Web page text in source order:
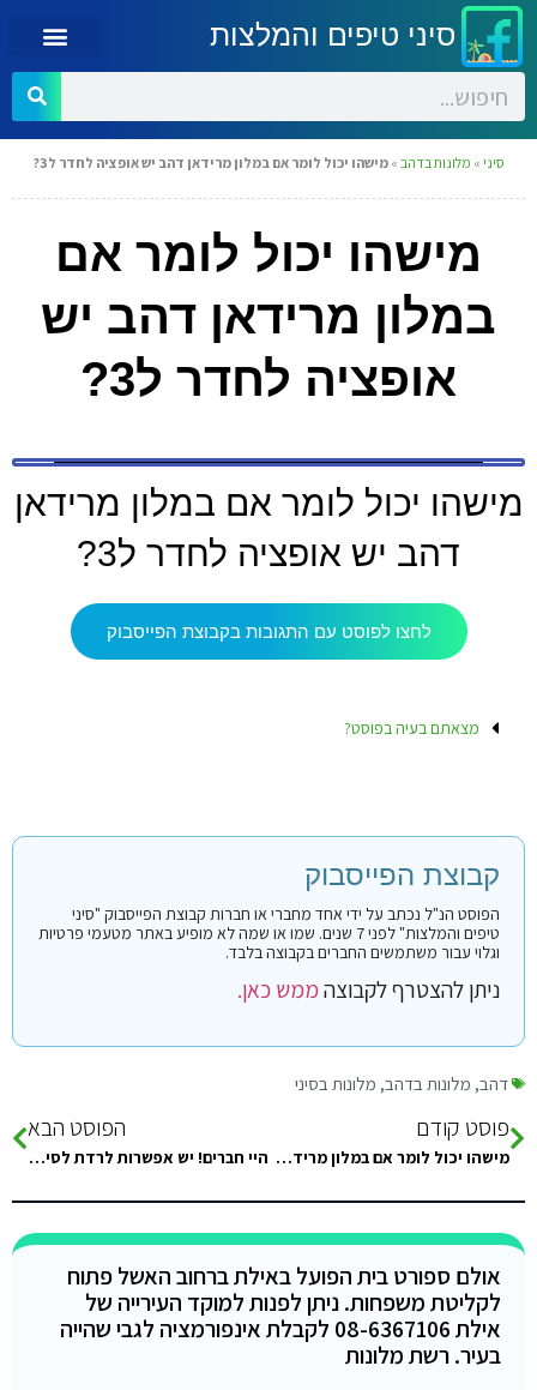
סיני טיפים והמלצות
סיני » מלונות בדהב » מישהו יכול לומר אם במלון מרידאן דהב יש אופציה לחדר ל3?
מישהו יכול לומר אם
במלון מרידאן דהב יש
אופציה לחדר ל3?
מישהו יכול לומר אם במלון מרידאן
דהב יש אופציה לחדר ל3?
לחצו לפוסט עם התגובות בקבוצת הפייסבוק
מצאתם בעיה בפוסט?
קבוצת הפייסבוק
הפוסט הנ"ל נכתב על ידי אחד מחברי או חברות קבוצת הפייסבוק "סיני
טיפים והמלצות" לפני 7 שנים. שמו או שמה לא מופיע באתר מטעמי פרטיות
וגלוי עבור משתמשים החברים בקבוצה בלבד.
ניתן להצטרף לקבוצהממש כאן.
דהב, מלונות בדהב, מלונות בסיני
פוסט קודם
מישהו יכול לומר אם במלון מרידאן דהב יש אופציה לחדר ל3?
הפוסט הבא
היי חברים! יש אפשרות לרדת לסיני עם קרוואן? אם כן במה זה כרוך? תודה מראש :)
אולם ספורט בית הפועל באילת ברחוב האשל פתוח
לקליטת משפחות. ניתן לפנות למוקד העירייה של
אילת 08-6367106 לקבלת אינפורמציה לגבי שהייה
בעיר. רשת מלונות